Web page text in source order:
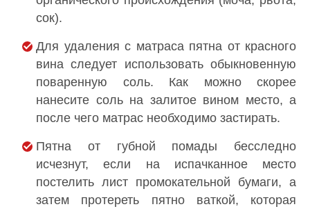
сок).
Для удаления с матраса пятна от красного
вина следует использовать обыкновенную
поваренную соль. Как можно скорее
нанесите соль на залитое вином место, а
после чего матрас необходимо застирать.
Пятна от губной помады бесследно
исчезнут, если на испачканное место
постелить лист промокательной бумаги, а
затем протереть пятно ваткой, которая